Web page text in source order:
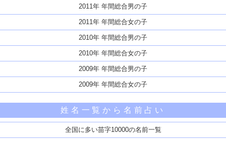
2011年 年間総合男の子
2011年 年間総合女の子
2010年 年間総合男の子
2010年 年間総合女の子
2009年 年間総合男の子
2009年 年間総合女の子
姓名一覧から名前占い
全国に多い苗字10000の名前一覧